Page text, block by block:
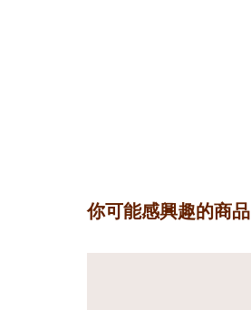
你可能感興趣的商品